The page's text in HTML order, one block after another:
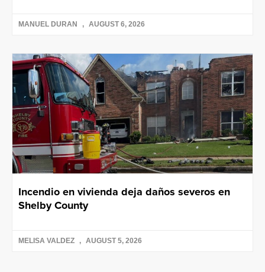
MANUEL DURAN AUGUST 6, 2026
Incendio en vivienda deja daños severos en
Shelby County
MELISA VALDEZ AUGUST 5, 2026